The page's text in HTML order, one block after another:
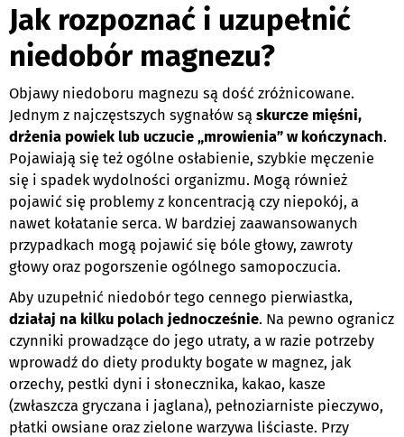
Jak rozpoznać i uzupełnić
niedobór magnezu?
Objawy niedoboru magnezu są dość zróżnicowane.
Jednym z najczęstszych sygnałów są skurcze mięśni,
drżenia powiek lub uczucie „mrowienia” w kończynach.
Pojawiają się też ogólne osłabienie, szybkie męczenie
się i spadek wydolności organizmu. Mogą również
pojawić się problemy z koncentracją czy niepokój, a
nawet kołatanie serca. W bardziej zaawansowanych
przypadkach mogą pojawić się bóle głowy, zawroty
głowy oraz pogorszenie ogólnego samopoczucia.
Aby uzupełnić niedobór tego cennego pierwiastka,
działaj na kilku polach jednocześnie. Na pewno ogranicz
czynniki prowadzące do jego utraty, a w razie potrzeby
wprowadź do diety produkty bogate w magnez, jak
orzechy, pestki dyni i słonecznika, kakao, kasze
(zwłaszcza gryczana i jaglana), pełnoziarniste pieczywo,
płatki owsiane oraz zielone warzywa liściaste. Przy